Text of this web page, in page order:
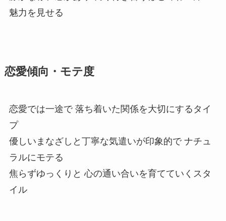
魅力を見せる
恋愛傾向・モテ度
恋愛では一途で 落ち着いた関係を大切にするタイ
プ
優しいまなざしと丁寧な気遣いが印象的で ナチュ
ラルにモテる
焦らずゆっくりと 心の通い合いを育てていくスタ
イル